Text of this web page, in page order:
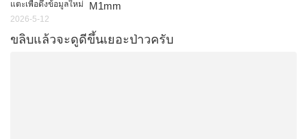
แตะเพื่อดึงข้อมูลใหม่ M1mm
2026-5-12
ขลิบแล้วจะดูดีขึ้นเยอะป่าวครับ